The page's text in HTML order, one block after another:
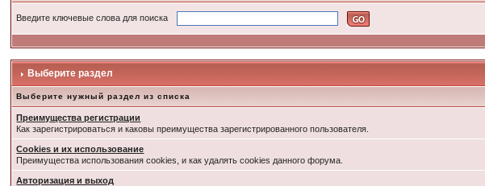
Введите ключевые слова для поиска
Выберите раздел
Выберите нужный раздел из списка
Преимущества регистрации
Как зарегистрироваться и каковы преимущества зарегистрированного пользователя.
Cookies и их использование
Преимущества использования cookies, и как удалять cookies данного форума.
Авторизация и выход